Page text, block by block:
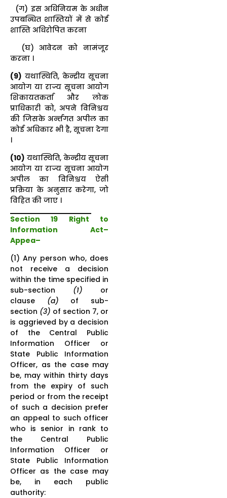
(ग) इस अधिनियम के अधीन
उपबन्धित शास्तियों में से कोई
शास्ति अधिरोपित करना
(घ) आवेदन को नामंजूर
करना ।
(9) यथास्थिति, केन्द्रीय सूचना
आयोग या राज्य सूचना आयोग
शिकायतकर्ता और लोक
प्राधिकारी को, अपने विनिश्चय
की जिसके अर्न्तगत अपील का
कोई अधिकार भी है, सूचना देगा
।
(10) यथास्थिति, केन्द्रीय सूचना
आयोग या राज्य सूचना आयोग
अपील का विनिश्चय ऐसी
प्रक्रिया के अनुसार करेगा, जो
विहित की जाए ।
Section 19 Right to
Information Act–
Appea–
(1) Any person who, does
not receive a decision
within the time specified in
sub-section (1) or
clause (a) of sub-
section (3) of section 7, or
is aggrieved by a decision
of the Central Public
Information Officer or
State Public Information
Officer, as the case may
be, may within thirty days
from the expiry of such
period or from the receipt
of such a decision prefer
an appeal to such officer
who is senior in rank to
the Central Public
Information Officer or
State Public Information
Officer as the case may
be, in each public
authority: